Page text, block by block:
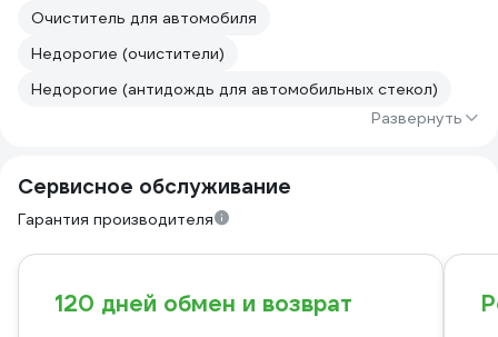
Очиститель для автомобиля
Недорогие (очистители)
Недорогие (антидождь для автомобильных стекол)
Развернуть
Сервисное обслуживание
Гарантия производителя
120 дней обмен и возврат